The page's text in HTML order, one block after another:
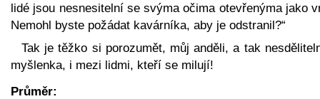
lidé jsou nesnesitelní se svýma očima otevřenýma jako
Nemohl byste požádat kavárníka, aby je odstranil?“
Tak je těžko si porozumět, můj anděli, a tak
myšlenka, i mezi lidmi, kteří se milují!
Průměr: